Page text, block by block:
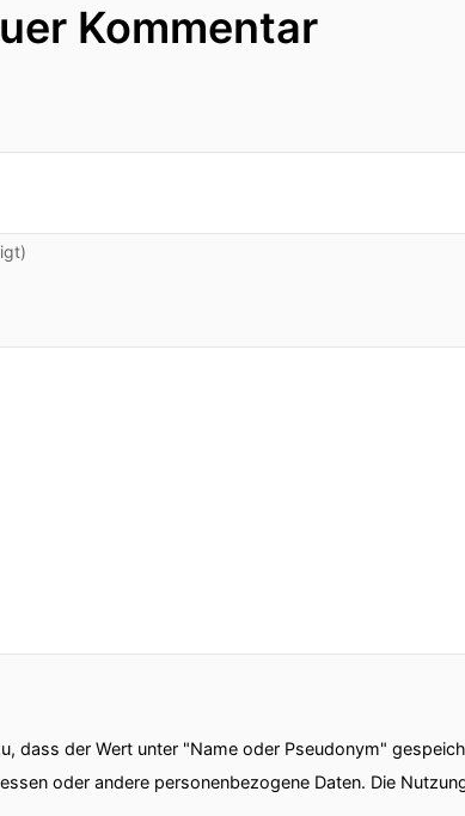
Kommentar
dass der Wert unter "Name oder Pseudonym"
oder andere personenbezogene Daten. Die